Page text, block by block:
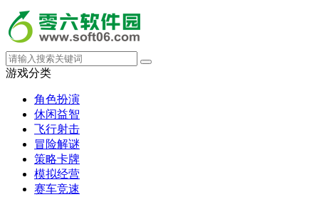
游戏分类
角色扮演
休闲益智
飞行射击
冒险解谜
策略卡牌
模拟经营
赛车竞速